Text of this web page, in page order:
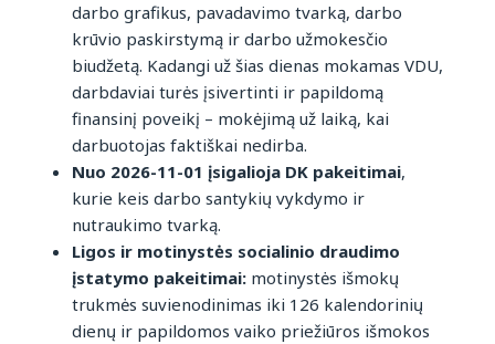
darbo grafikus, pavadavimo tvarką, darbo
krūvio paskirstymą ir darbo užmokesčio
biudžetą. Kadangi už šias dienas mokamas VDU,
darbdaviai turės įsivertinti ir papildomą
finansinį poveikį – mokėjimą už laiką, kai
darbuotojas faktiškai nedirba.
Nuo 2026-11-01 įsigalioja DK pakeitimai,
kurie keis darbo santykių vykdymo ir
nutraukimo tvarką.
Ligos ir motinystės socialinio draudimo
įstatymo pakeitimai:motinystės išmokų
trukmės suvienodinimas iki 126 kalendorinių
dienų ir papildomos vaiko priežiūros išmokos